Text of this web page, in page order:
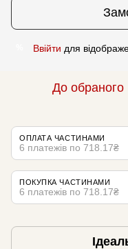
Ввійти для
До обраного
ОПЛАТА ЧАСТИНАМИ
6 платежів по 718.17₴
ПОКУПКА ЧАСТИНАМИ
6 платежів по 718.17₴